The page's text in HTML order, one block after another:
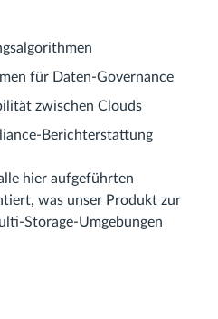
für Daten-Governance
zwischen Clouds
Berichterstattung
hier aufgeführten
was unser Produkt zur
Storage-Umgebungen